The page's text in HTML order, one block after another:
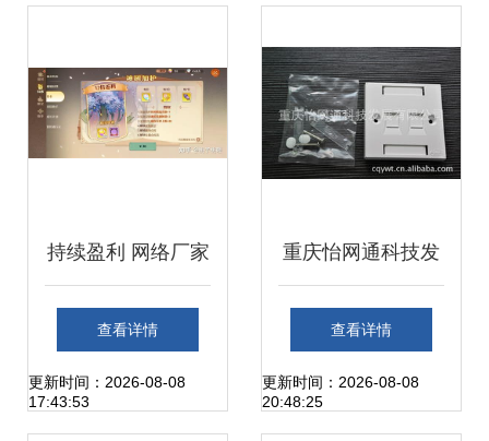
持续盈利 网络厂家
的稳定收入模式
——以网络技术服
查看详情
更新时间：2026-08-08
17:43:53
重庆怡网通科技发
展 网络信息面板产
品清单与技术服务
查看详情
更新时间：2026-08-08
20:48:25